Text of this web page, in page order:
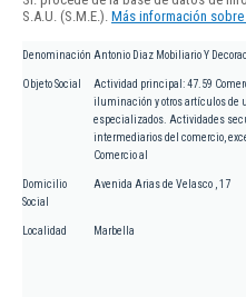
S.A.U. (S.M.E.). Más información sobre
Denominación Antonio Diaz Mobiliario Y
Objeto Social
Actividad principal: 47.59
iluminación y otros artículos de
especializados. Actividades
intermediarios del comercio,
Comercio al
Domicilio
Social
Avenida Arias de Velasco , 17
Localidad Marbella